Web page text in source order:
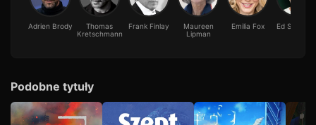
Adrien Brody
Thomas
Kretschmann
Frank Finlay
Maureen
Lipman
Emilia Fox Ed
Podobne tytuły